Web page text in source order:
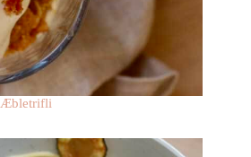
Æbletrifli